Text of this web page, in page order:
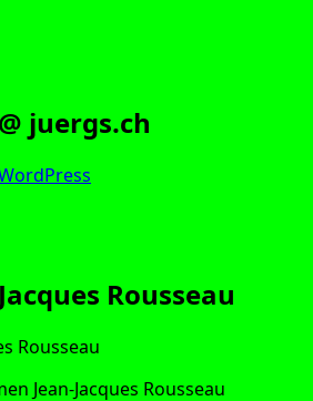
juergs.ch
Rousseau
Jean-Jac­ques Rousseau